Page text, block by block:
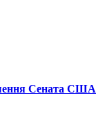
Сената США